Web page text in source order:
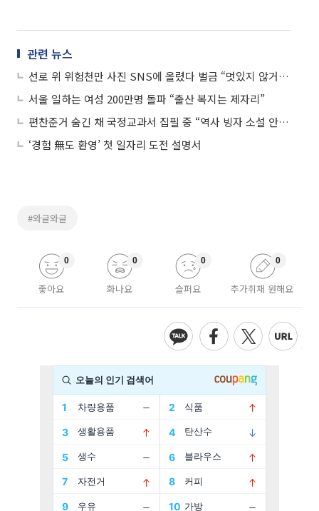
관련 뉴스
선로 위 위험천만 사진 SNS에 올렸다 벌금 “멋있지 않거든요”
서울 일하는 여성 200만명 돌파 “출산 복지는 제자리”
편찬준거 숨긴 채 국정교과서 집필 중 “역사 빙자 소설 안 나왔으면”
‘경험 無도 환영’ 첫 일자리 도전 설명서
#와글와글
좋아요
0
화나요
0
슬퍼요
0
추가취재 원해요
0